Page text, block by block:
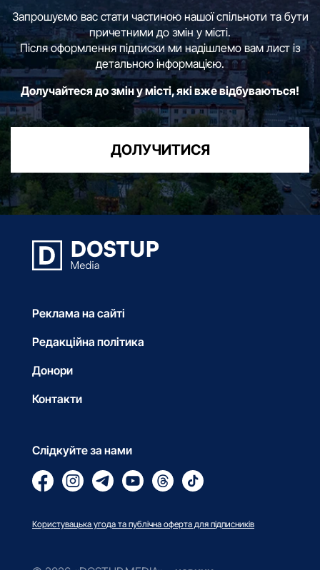
Запрошуємо вас стати частиною нашої спільноти та бути
причетними до змін у місті.
Після оформлення підписки ми надішлемо вам лист із
детальною інформацією.
Долучайтеся до змін у місті, які вже відбуваються!
ДОЛУЧИТИСЯ
Реклама на сайті
Редакційна політика
Донори
Контакти
Слідкуйте за нами
Користувацька угода та публічна оферта для підписників